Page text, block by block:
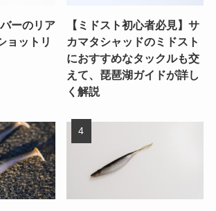
ーのリア
ョットリ
【ミドスト初心者必見】サ
カマタシャッドのミドスト
におすすめなタックルも交
えて、琵琶湖ガイドが詳し
く解説